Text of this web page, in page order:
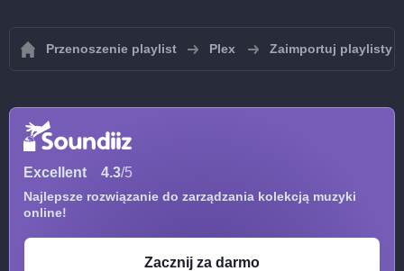
Przenoszenie playlist Plex Zaimportuj playlisty
Excellent 4.3/5
Najlepsze rozwiązanie do zarządzania kolekcją muzyki
online!
Zacznij za darmo